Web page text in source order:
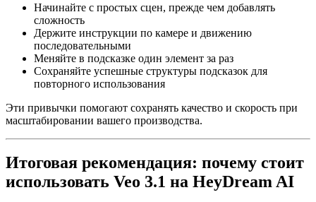
Начинайте с простых сцен, прежде чем добавлять
сложность
Держите инструкции по камере и движению
последовательными
Меняйте в подсказке один элемент за раз
Сохраняйте успешные структуры подсказок для
повторного использования
Эти привычки помогают сохранять качество и скорость при
масштабировании вашего производства.
Итоговая рекомендация: почему стоит
использовать Veo 3.1 на HeyDream AI